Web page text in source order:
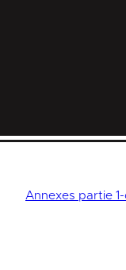
Annexes partie